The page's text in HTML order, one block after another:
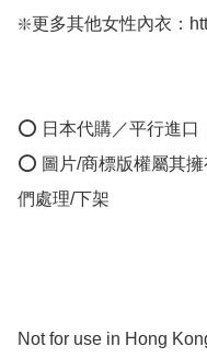
❇️更多其他女性內衣：
⭕ 日本代購／平行進口
⭕ 圖片/商標版權屬其
們處理/下架
Not for use in Hong